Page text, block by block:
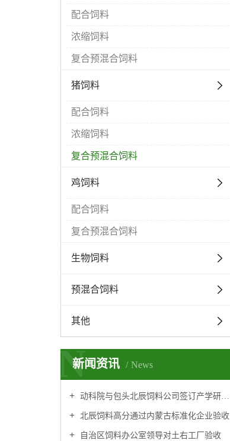
配合饲料
浓缩饲料
复合预混合饲料
猪饲料
配合饲料
浓缩饲料
复合预混合饲料
鸡饲料
配合饲料
复合预混合饲料
生物饲料
预混合饲料
其他
新闻资讯 News
N
动科院与包头北辰饲料公司签订产学研全面合作协议
北辰饲料高分通过内蒙古标准化企业验收
自治区饲料办公室领导对土右工厂验收